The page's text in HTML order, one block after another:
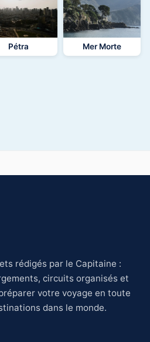
Pétra Mer Morte
rédigés par le Capitaine :
circuits organisés et
votre voyage en toute
dans le monde.